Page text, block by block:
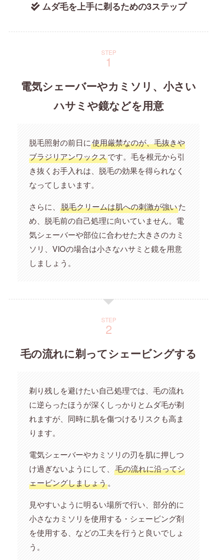
ムダ毛を上手に剃るための3ステップ
STEP
電気シェーバーやカミソリ、小さい
ハサミや鏡などを用意
脱毛照射の前日に使用厳禁なのが、毛抜きや
ブラジリアンワックスです。毛を根元から引
き抜くお手入れは、脱毛の効果を得られなく
なってしまいます。
さらに、 脱毛クリームは肌への刺激が強いた
め、脱毛前の自己処理に向いていません。電
気シェーバーや部位に合わせた大きさのカミ
ソリ、VIOの場合は小さなハサミと鏡を用意
しましょう。
STEP
毛の流れに剃ってシェービングする
剃り残しを避けたい自己処理では、毛の流れ
に逆らったほうが深くしっかりとムダ毛が剃
れますが、同時に肌を傷つけるリスクも高ま
ります。
電気シェーバーやカミソリの刃を肌に押しつ
け過ぎないようにして、 毛の流れに沿ってシ
ェービングしましょう。
見やすいように明るい場所で行い、部分的に
小さなカミソリを使用する・シェービング剤
を使用する、などの工夫を行うと良いでしょ
う。